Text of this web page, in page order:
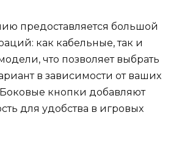
предоставляется большой
как кабельные, так и
что позволяет выбрать
в зависимости от ваших
кнопки добавляют
для удобства в игровых